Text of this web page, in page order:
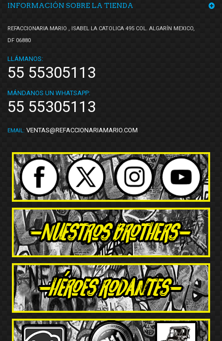
INFORMACIÓN SOBRE LA TIENDA
REFACCIONARIA MARIO , ISABEL LA CATOLICA 495 COL. ALGARÍN MEXICO,
DF 06880
LLÁMANOS:
55 55305113
MÁNDANOS UN WHATSAPP:
55 55305113
EMAIL: VENTAS@REFACCIONARIAMARIO.COM